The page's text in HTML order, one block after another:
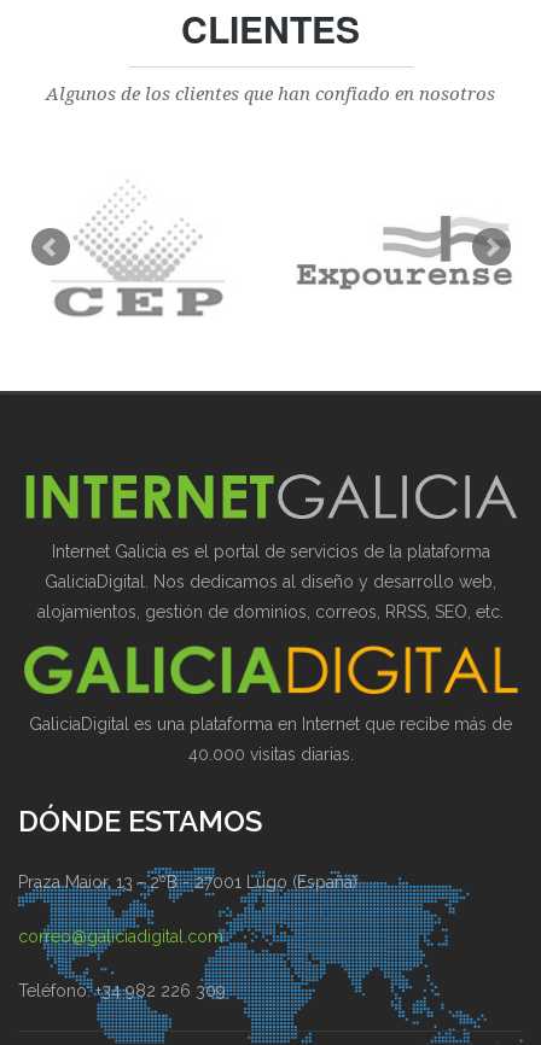
CLIENTES
Algunos de los clientes que han confiado en nosotros
Internet Galicia es el portal de servicios de la plataforma
GaliciaDigital. Nos dedicamos al diseño y desarrollo web,
alojamientos, gestión de dominios, correos, RRSS, SEO, etc.
GaliciaDigital es una plataforma en Internet que recibe más de
40.000 visitas diarias.
DÓNDE ESTAMOS
Praza Maior, 13 - 2ºB - 27001 Lugo (España)
correo@galiciadigital.com
Teléfono: +34 982 226 309